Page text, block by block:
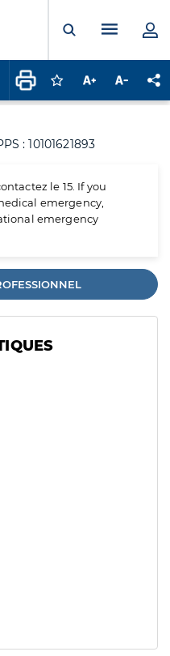
Ouvrir laMenu
Connectez-vous
Augmenter la
: 10101621893
le 15. If you
emergency,
emergency